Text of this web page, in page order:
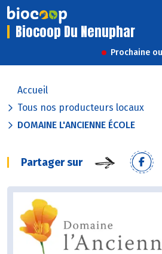
Biocoop Du Nenuphar
Prochaine
Accueil
Tous nos producteurs locaux
DOMAINE L'ANCIENNE ÉCOLE
Partager sur